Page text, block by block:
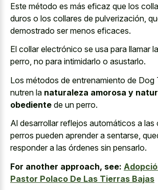
Este método es más eficaz que los
duros o los collares de pulverización,
demostrado ser menos eficaces.
El collar electrónico se usa para llamar
perro, no para intimidarlo o asustarlo.
Los métodos de entrenamiento de Dog
nutren la naturaleza amorosa y
obediente de un perro.
Al desarrollar reflejos automáticos a las
perros pueden aprender a sentarse,
responder a las órdenes sin pensarlo.
For another approach, see:
Pastor Polaco De Las Tierras Bajas